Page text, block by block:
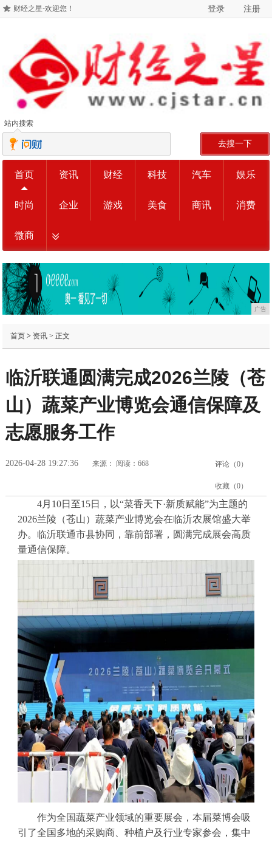
财经之星-欢迎您！ 登录 注册
站内搜索
去搜一下
首页 资讯 财经 科技 汽车 娱乐
时尚 企业 游戏 美食 商讯 消费
微商
广告
首页> 资讯> 正文
临沂联通圆满完成2026兰陵（苍
山）蔬菜产业博览会通信保障及
志愿服务工作
2026-04-28 19:27:36 来源： 阅读：668 评论（0）
收藏（0）
4月10日至15日，以“菜香天下·新质赋能”为主题的
2026兰陵（苍山）蔬菜产业博览会在临沂农展馆盛大举
办。临沂联通市县协同，靠前部署，圆满完成展会高质
量通信保障。
作为全国蔬菜产业领域的重要展会，本届菜博会吸
引了全国多地的采购商、种植户及行业专家参会，集中